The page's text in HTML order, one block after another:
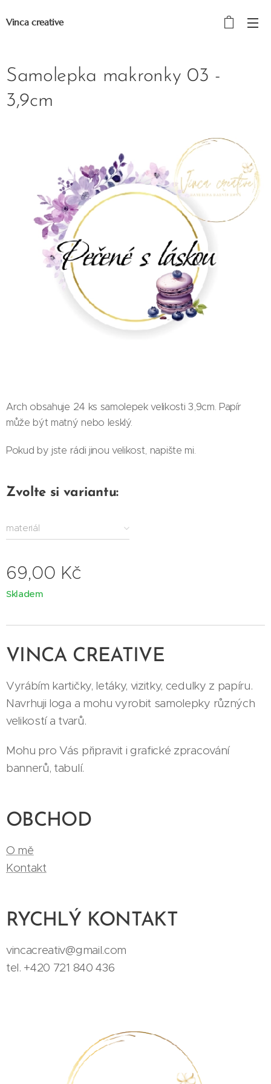
Vinca creative
Samolepka makronky 03 -
3,9cm
Arch obsahuje 24 ks samolepek velikosti 3,9cm. Papír
může být matný nebo lesklý.
Pokud by jste rádi jinou velikost, napište mi.
Zvolte si variantu:
materiál
69,00 Kč
Skladem
VINCA CREATIVE
Vyrábím kartičky, letáky, vizitky, cedulky z papíru.
Navrhuji loga a mohu vyrobit samolepky různých
velikostí a tvarů.
Mohu pro Vás připravit i grafické zpracování
bannerů, tabulí.
OBCHOD
O mě
Kontakt
RYCHLÝ KONTAKT
vincacreativ@gmail.com
tel. +420 721 840 436